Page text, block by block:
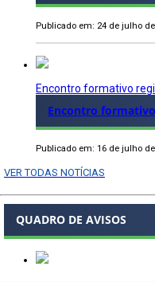
Publicado em: 24 de julho
Encontro formativo
Encontro
Publicado em: 16 de julho
VER TODAS NOTÍCIAS
QUADRO DE AVISOS